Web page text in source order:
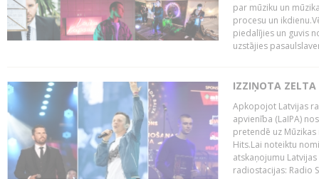
par mūziku un
procesu un
piedalījies un guvis
uzstājies
IZZIŅOTA ZELTA
Apkopojot Latvijas
apvienība (LaIPA)
pretendē uz
Hits.Lai noteiktu
atskaņojumu
radiostacijas: Radio